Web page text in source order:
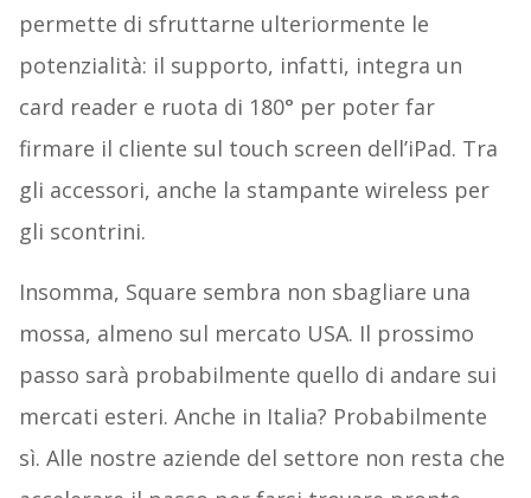
permette di sfruttarne ulteriormente le
potenzialità: il supporto, infatti, integra un
card reader e ruota di 180° per poter far
firmare il cliente sul touch screen dell’iPad. Tra
gli accessori, anche la stampante wireless per
gli scontrini.
Insomma, Square sembra non sbagliare una
mossa, almeno sul mercato USA. Il prossimo
passo sarà probabilmente quello di andare sui
mercati esteri. Anche in Italia? Probabilmente
sì. Alle nostre aziende del settore non resta che